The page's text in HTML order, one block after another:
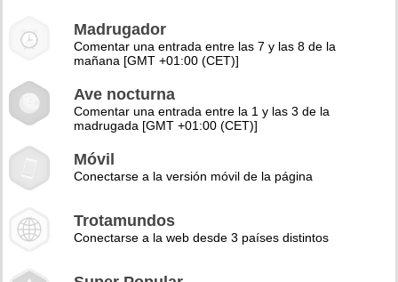
Madrugador
Comentar una entrada entre las 7 y las 8 de la
mañana [GMT +01:00 (CET)]
Ave nocturna
Comentar una entrada entre la 1 y las 3 de la
madrugada [GMT +01:00 (CET)]
Móvil
Conectarse a la versión móvil de la página
Trotamundos
Conectarse a la web desde 3 países distintos